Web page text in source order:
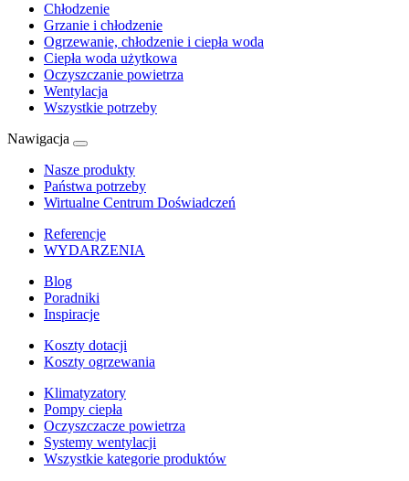
Chłodzenie
Grzanie i chłodzenie
Ogrzewanie, chłodzenie i ciepła woda
Ciepła woda użytkowa
Oczyszczanie powietrza
Wentylacja
Wszystkie potrzeby
Nawigacja
Nasze produkty
Państwa potrzeby
Wirtualne Centrum Doświadczeń
Referencje
WYDARZENIA
Blog
Poradniki
Inspiracje
Koszty dotacji
Koszty ogrzewania
Klimatyzatory
Pompy ciepła
Oczyszczacze powietrza
Systemy wentylacji
Wszystkie kategorie produktów